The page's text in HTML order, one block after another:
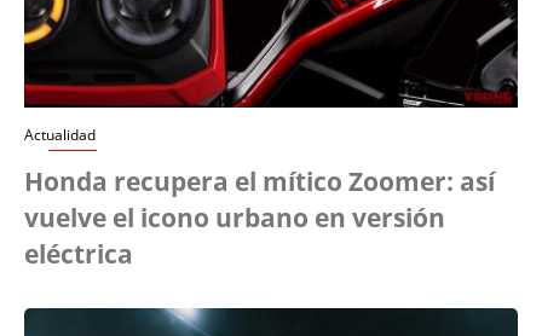
Actualidad
Honda recupera el mítico Zoomer: así
vuelve el icono urbano en versión
eléctrica